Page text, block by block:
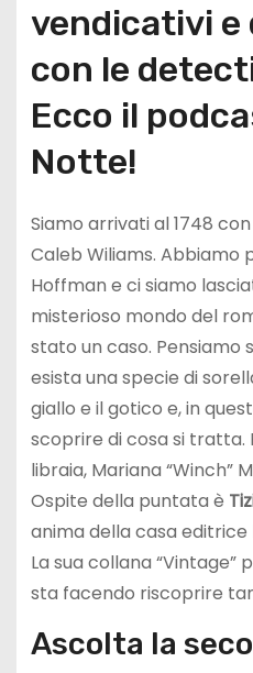
vendicativi e
con le
Ecco il
Notte!
Siamo arrivati al 1748
Caleb Wiliams. Abbiamo
Hoffman e ci siamo
misterioso mondo del
stato un caso. Pensiamo
esista una specie di
giallo e il gotico e, in
scoprire di cosa si tratta.
libraia, Mariana “Winch”
Ospite della puntata è
anima della casa editrice
La sua collana
sta facendo riscoprire
Ascolta la